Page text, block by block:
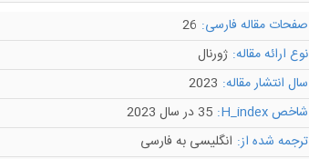
صفحات مقاله فارسی: 26
نوع ارائه مقاله: ژورنال
سال انتشار مقاله: 2023
شاخص H_index:
35 در سال 2023
ترجمه شده از: انگلیسی به فارسی